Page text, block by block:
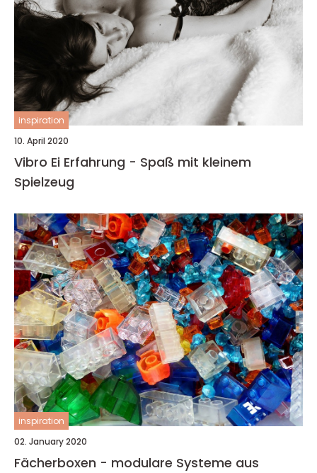
inspiration
10. April 2020
Vibro Ei Erfahrung - Spaß mit kleinem
Spielzeug
inspiration
02. January 2020
Fächerboxen - modulare Systeme aus